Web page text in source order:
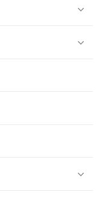
は
には
には
く売るには
るには
高く売るには